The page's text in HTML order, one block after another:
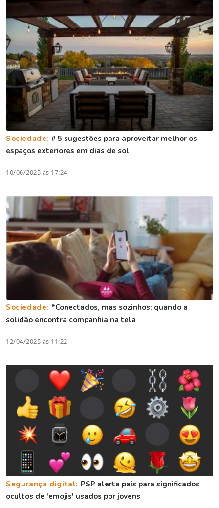
Sociedade: # 5 sugestões para aproveitar melhor os
espaços exteriores em dias de sol
10/06/2025 às 17:24
Sociedade: *Conectados, mas sozinhos: quando a
solidão encontra companhia na tela
12/04/2025 às 11:22
Segurança digital: PSP alerta pais para significados
ocultos de 'emojis' usados por jovens